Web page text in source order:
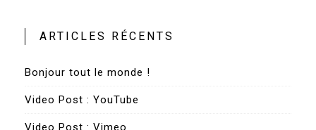
ARTICLES RÉCENTS
Bonjour tout le monde !
Video Post : YouTube
Video Post : Vimeo